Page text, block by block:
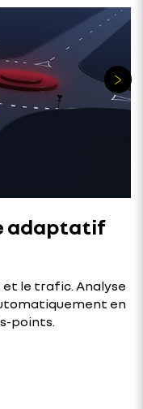
adaptatif
et le trafic. Analyse
en
points.